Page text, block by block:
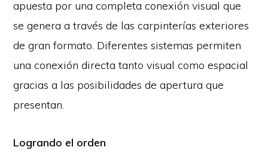
apuesta por una completa conexión visual que
se genera a través de las carpinterías exteriores
de gran formato. Diferentes sistemas permiten
una conexión directa tanto visual como espacial
gracias a las posibilidades de apertura que
presentan.
Logrando el orden